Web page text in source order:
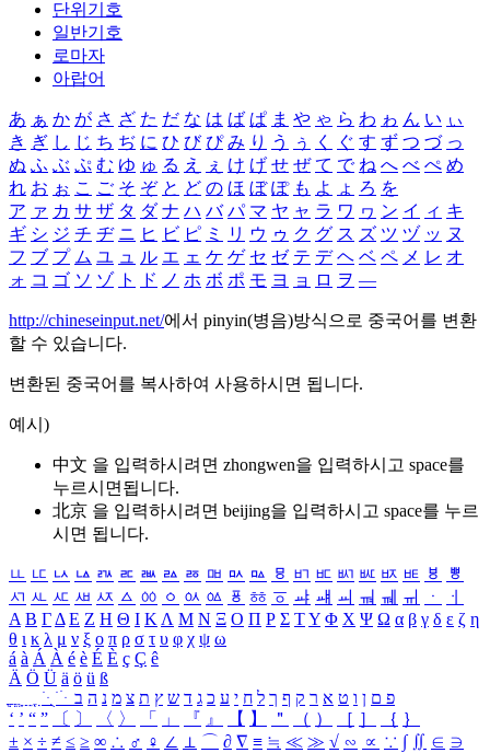
단위기호
일반기호
로마자
아랍어
あ ぁ か が さ ざ た だ な は ば ぱ ま や ゃ ら わ ゎ ん い ぃ
き ぎ し じ ち ぢ に ひ び ぴ み り う ぅ く ぐ す ず つ づ っ
ぬ ふ ぶ ぷ む ゆ ゅ る え ぇ け げ せ ぜ て で ね へ べ ぺ め
れ お ぉ こ ご そ ぞ と ど の ほ ぼ ぽ も よ ょ ろ を
ア ァ カ サ ザ タ ダ ナ ハ バ パ マ ヤ ャ ラ ワ ヮ ン イ ィ キ
ギ シ ジ チ ヂ ニ ヒ ビ ピ ミ リ ウ ゥ ク グ ス ズ ツ ヅ ッ ヌ
フ ブ プ ム ユ ュ ル エ ェ ケ ゲ セ ゼ テ デ ヘ ベ ペ メ レ オ
ォ コ ゴ ソ ゾ ト ド ノ ホ ボ ポ モ ヨ ョ ロ ヲ ―
http://chineseinput.net/에서 pinyin(병음)방식으로 중국어를 변환
할 수 있습니다.
변환된 중국어를 복사하여 사용하시면 됩니다.
예시)
中文 을 입력하시려면 zhongwen을 입력하시고 space를
누르시면됩니다.
北京 을 입력하시려면 beijing을 입력하시고 space를 누르
시면 됩니다.
ㅥ ㅦ ㅧ ㅨ ㅩ ㅪ ㅫ ㅬ ㅭ ㅮ ㅯ ㅰ ㅱ ㅲ ㅳ ㅴ ㅵ ㅶ ㅷ ㅸ
ㅹ
ㅺ ㅻ ㅼ ㅽ ㅾ ㅿ ㆀ ㆁ ㆂ ㆃ ㆄ ㆅ ㆆ ㆇ ㆈ ㆉ ㆊ ㆋ ㆌ ㆍ
ㆎ
Α Β ΓΔ Ε Ζ Η Θ Ι ΚΛ Μ Ν Ξ Ο Π Ρ Σ ΤΥ Φ Χ Ψ Ω α β γ δ ε ζ η
θ ι κ λ μ ν ξ ο π ρ σ τ υ φ χ ψ ω
á à Á À é è É È ç Ç ê
Ä Ö Ü ä ö ü ß
ִֶֹ ֻּ ׁׂ פ ם ן ו ט א ר ק ף ך ל ח י ע כ ג ד ש ץ ת צ מ נ ה ב
‘ ’ “ ” 〔 〕 〈 〉 「 」 『 』 【 】 ＂ （ ） ［ ］ ｛ ｝
± × ÷ ≠ ≤ ≥ ∞ ∴ ♂ ♀ ∠ ⊥ ⌒ ∂ ∇ ≡ ≒ ≪ ≫ √ ∽ ∝ ∵ ∫ ∬ ∈ ∋